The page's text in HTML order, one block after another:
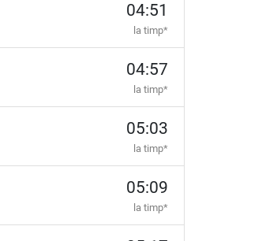
04:51
la timp*
04:57
la timp*
05:03
la timp*
05:09
la timp*